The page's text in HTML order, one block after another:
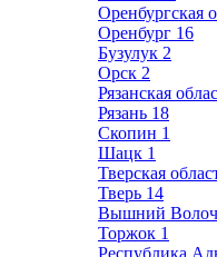
Оренбургская
Оренбург 16
Бузулук 2
Орск 2
Рязанская
Рязань 18
Скопин 1
Шацк 1
Тверская
Тверь 14
Вышний
Торжок 1
Республика